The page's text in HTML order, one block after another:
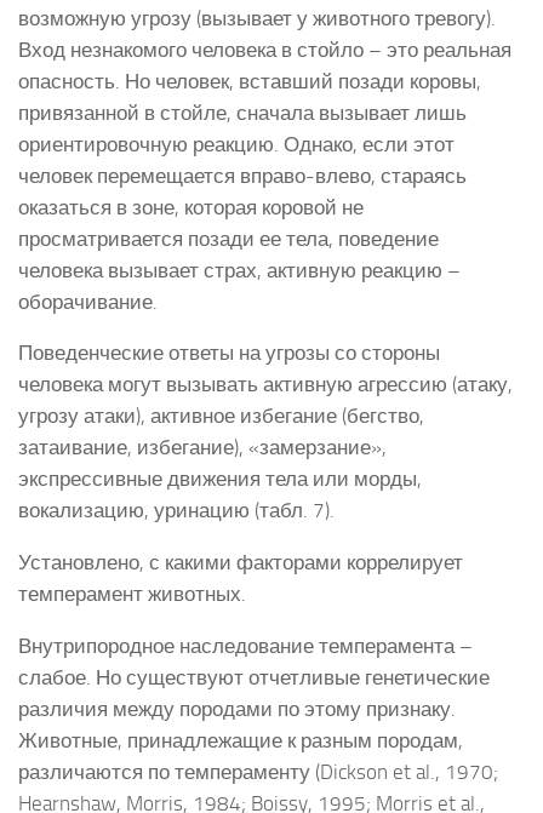
возможную угрозу (вызывает у животного тревогу).
Вход незнакомого человека в стойло – это реальная
опасность. Но человек, вставший позади коровы,
привязанной в стойле, сначала вызывает лишь
ориентировочную реакцию. Однако, если этот
человек перемещается вправо-влево, стараясь
оказаться в зоне, которая коровой не
просматривается позади ее тела, поведение
человека вызывает страх, активную реакцию –
оборачивание.
Поведенческие ответы на угрозы со стороны
человека могут вызывать активную агрессию (атаку,
угрозу атаки), активное избегание (бегство,
затаивание, избегание), «замерзание»,
экспрессивные движения тела или морды,
вокализацию, уринацию (табл. 7).
Установлено, с какими факторами коррелирует
темперамент животных.
Внутрипородное наследование темперамента –
слабое. Но существуют отчетливые генетические
различия между породами по этому признаку.
Животные, принадлежащие к разным породам,
различаются по темпераменту (Dickson et al., 1970;
Hearnshaw, Morris, 1984; Boissy, 1995; Morris et al.,